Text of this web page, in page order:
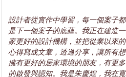
設計者從實作中學習，每一個案子都
是下一個案子的底蘊。我正在建造一
家更好的設計機構，並把從業以來的
心得寫成文章，透過分享，讓所有想
擁有更好的居家環境的朋友，有更多
的啟發與認知。我是朱慶煌，我在寬